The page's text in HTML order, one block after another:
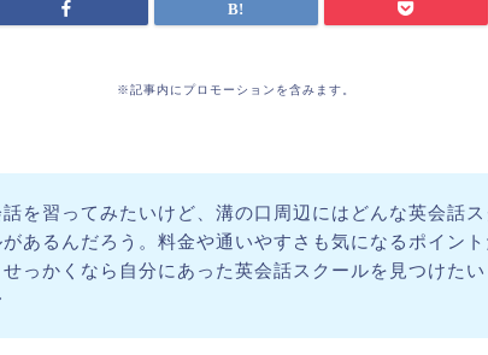
※記事内にプロモーションを含みます。
を習ってみたいけど、溝の口周辺にはどんな英会話ス
があるんだろう。料金や通いやすさも気になるポイント
せっかくなら自分にあった英会話スクールを見つけたい